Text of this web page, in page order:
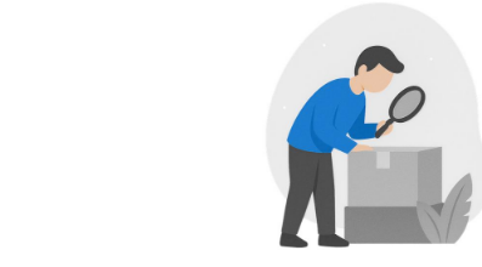
Es importante que sepas que el servicio no
especificados, despacho, modificaciones de
modificaciones de centro de descarga, trabajos
ninguna modificación en el punto de instalación.
producto será instalado solos en puntos ya